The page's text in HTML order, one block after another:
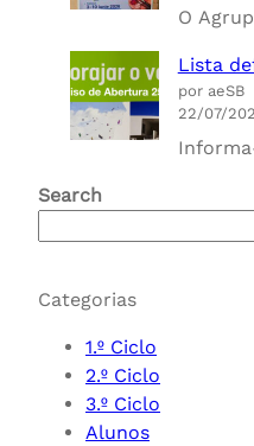
O
Lista
por aeSB
22/07/
Search
Categorias
1.º Ciclo
2.º Ciclo
3.º Ciclo
Alunos